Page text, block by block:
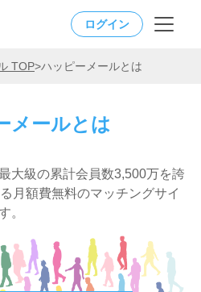
ログイン
TOP>ハッピーメールとは
メールとは
大級の累計会員数3,500万を誇
月額費無料のマッチングサイ
。